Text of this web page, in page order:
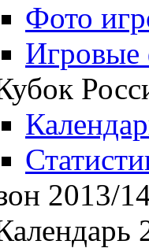
Фото
Игровые
2013/